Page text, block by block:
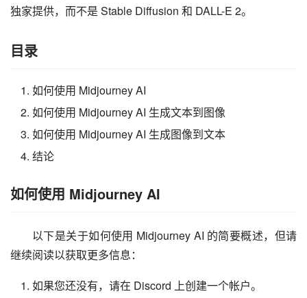
独家提供，而不是 Stable Diffusion 和 DALL-E 2。
目录
如何使用 Midjourney AI
如何使用 Midjourney AI 生成文本到图像
如何使用 Midjourney AI 生成图像到文本
结论
如何使用 Midjourney AI
以下是关于如何使用 Midjourney AI 的简要概述，但请
继续阅读以获取更多信息：
如果您还没有，请在 Discord 上创建一个帐户。